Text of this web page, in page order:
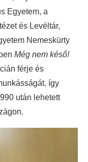
Egyetem, a
és Levéltár,
Nemeskürty
Még nem késő!
férje és
így
után lehetett